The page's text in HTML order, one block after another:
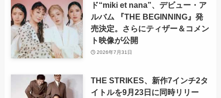
ド“miki et nana”、デビュー・ア
ルバム 『THE BEGINNING』発
売決定。さらにティザー＆コメン
ト映像が公開
2026年7月31日
THE STRIKES、新作7インチ2タ
イトルを9月23日に同時リリー